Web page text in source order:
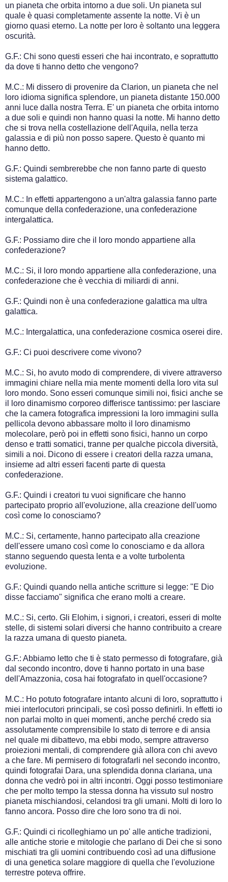
un pianeta che orbita intorno a due soli. Un pianeta sul
quale è quasi completamente assente la notte. Vi è un
giorno quasi eterno. La notte per loro è soltanto una leggera
oscurità.
G.F.: Chi sono questi esseri che hai incontrato, e soprattutto
da dove ti hanno detto che vengono?
M.C.: Mi dissero di provenire da Clarion, un pianeta che nel
loro idioma significa splendore, un pianeta distante 150.000
anni luce dalla nostra Terra. E' un pianeta che orbita intorno
a due soli e quindi non hanno quasi la notte. Mi hanno detto
che si trova nella costellazione dell'Aquila, nella terza
galassia e di più non posso sapere. Questo è quanto mi
hanno detto.
G.F.: Quindi sembrerebbe che non fanno parte di questo
sistema galattico.
M.C.: In effetti appartengono a un'altra galassia fanno parte
comunque della confederazione, una confederazione
intergalattica.
G.F.: Possiamo dire che il loro mondo appartiene alla
confederazione?
M.C.: Si, il loro mondo appartiene alla confederazione, una
confederazione che è vecchia di miliardi di anni.
G.F.: Quindi non è una confederazione galattica ma ultra
galattica.
M.C.: Intergalattica, una confederazione cosmica oserei dire.
G.F.: Ci puoi descrivere come vivono?
M.C.: Si, ho avuto modo di comprendere, di vivere attraverso
immagini chiare nella mia mente momenti della loro vita sul
loro mondo. Sono esseri comunque simili noi, fisici anche se
il loro dinamismo corporeo differisce tantissimo: per lasciare
che la camera fotografica impressioni la loro immagini sulla
pellicola devono abbassare molto il loro dinamismo
molecolare, però poi in effetti sono fisici, hanno un corpo
denso e tratti somatici, tranne per qualche piccola diversità,
simili a noi. Dicono di essere i creatori della razza umana,
insieme ad altri esseri facenti parte di questa
confederazione.
G.F.: Quindi i creatori tu vuoi significare che hanno
partecipato proprio all'evoluzione, alla creazione dell'uomo
così come lo conosciamo?
M.C.: Si, certamente, hanno partecipato alla creazione
dell'essere umano così come lo conosciamo e da allora
stanno seguendo questa lenta e a volte turbolenta
evoluzione.
G.F.: Quindi quando nella antiche scritture si legge: "E Dio
disse facciamo" significa che erano molti a creare.
M.C.: Si, certo. Gli Elohim, i signori, i creatori, esseri di molte
stelle, di sistemi solari diversi che hanno contribuito a creare
la razza umana di questo pianeta.
G.F.: Abbiamo letto che ti è stato permesso di fotografare, già
dal secondo incontro, dove ti hanno portato in una base
dell'Amazzonia, cosa hai fotografato in quell'occasione?
M.C.: Ho potuto fotografare intanto alcuni di loro, soprattutto i
miei interlocutori principali, se così posso definirli. In effetti io
non parlai molto in quei momenti, anche perché credo sia
assolutamente comprensibile lo stato di terrore e di ansia
nel quale mi dibattevo, ma ebbi modo, sempre attraverso
proiezioni mentali, di comprendere già allora con chi avevo
a che fare. Mi permisero di fotografarli nel secondo incontro,
quindi fotografai Dara, una splendida donna clariana, una
donna che vedrò poi in altri incontri. Oggi posso testimoniare
che per molto tempo la stessa donna ha vissuto sul nostro
pianeta mischiandosi, celandosi tra gli umani. Molti di loro lo
fanno ancora. Posso dire che loro sono tra di noi.
G.F.: Quindi ci ricolleghiamo un po' alle antiche tradizioni,
alle antiche storie e mitologie che parlano di Dei che si sono
mischiati tra gli uomini contribuendo così ad una diffusione
di una genetica solare maggiore di quella che l'evoluzione
terrestre poteva offrire.